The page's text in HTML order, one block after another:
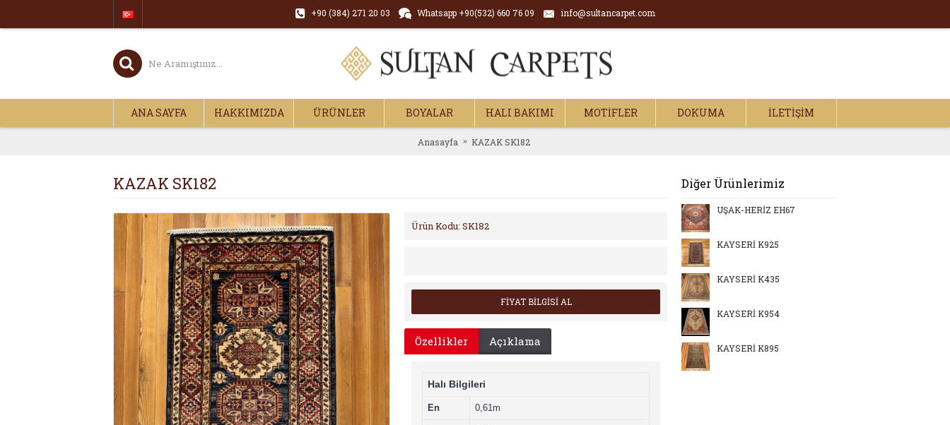
+90 (384) 271 20 03 Whatsapp +90(532) 660 76 09 info@sultancarpet.com
ANA SAYFA HAKKIMIZDA ÜRÜNLER BOYALAR HALI BAKIMI MOTİFLER DOKUMA İLETIŞIM
Anasayfa KAZAK SK182
Diğer Ürünlerimiz
UŞAK-HERİZ EH67
KAYSERİ K925
KAYSERİ K435
KAYSERİ K954
KAYSERİ K895
KAZAK SK182
Ürün Kodu: SK182
FİYAT BİLGİSİ AL
Özellikler Açıklama
Halı Bilgileri
En 0,61m